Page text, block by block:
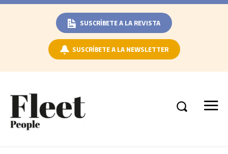
SUSCRÍBETE A LA REVISTA
SUSCRÍBETE A LA NEWSLETTER